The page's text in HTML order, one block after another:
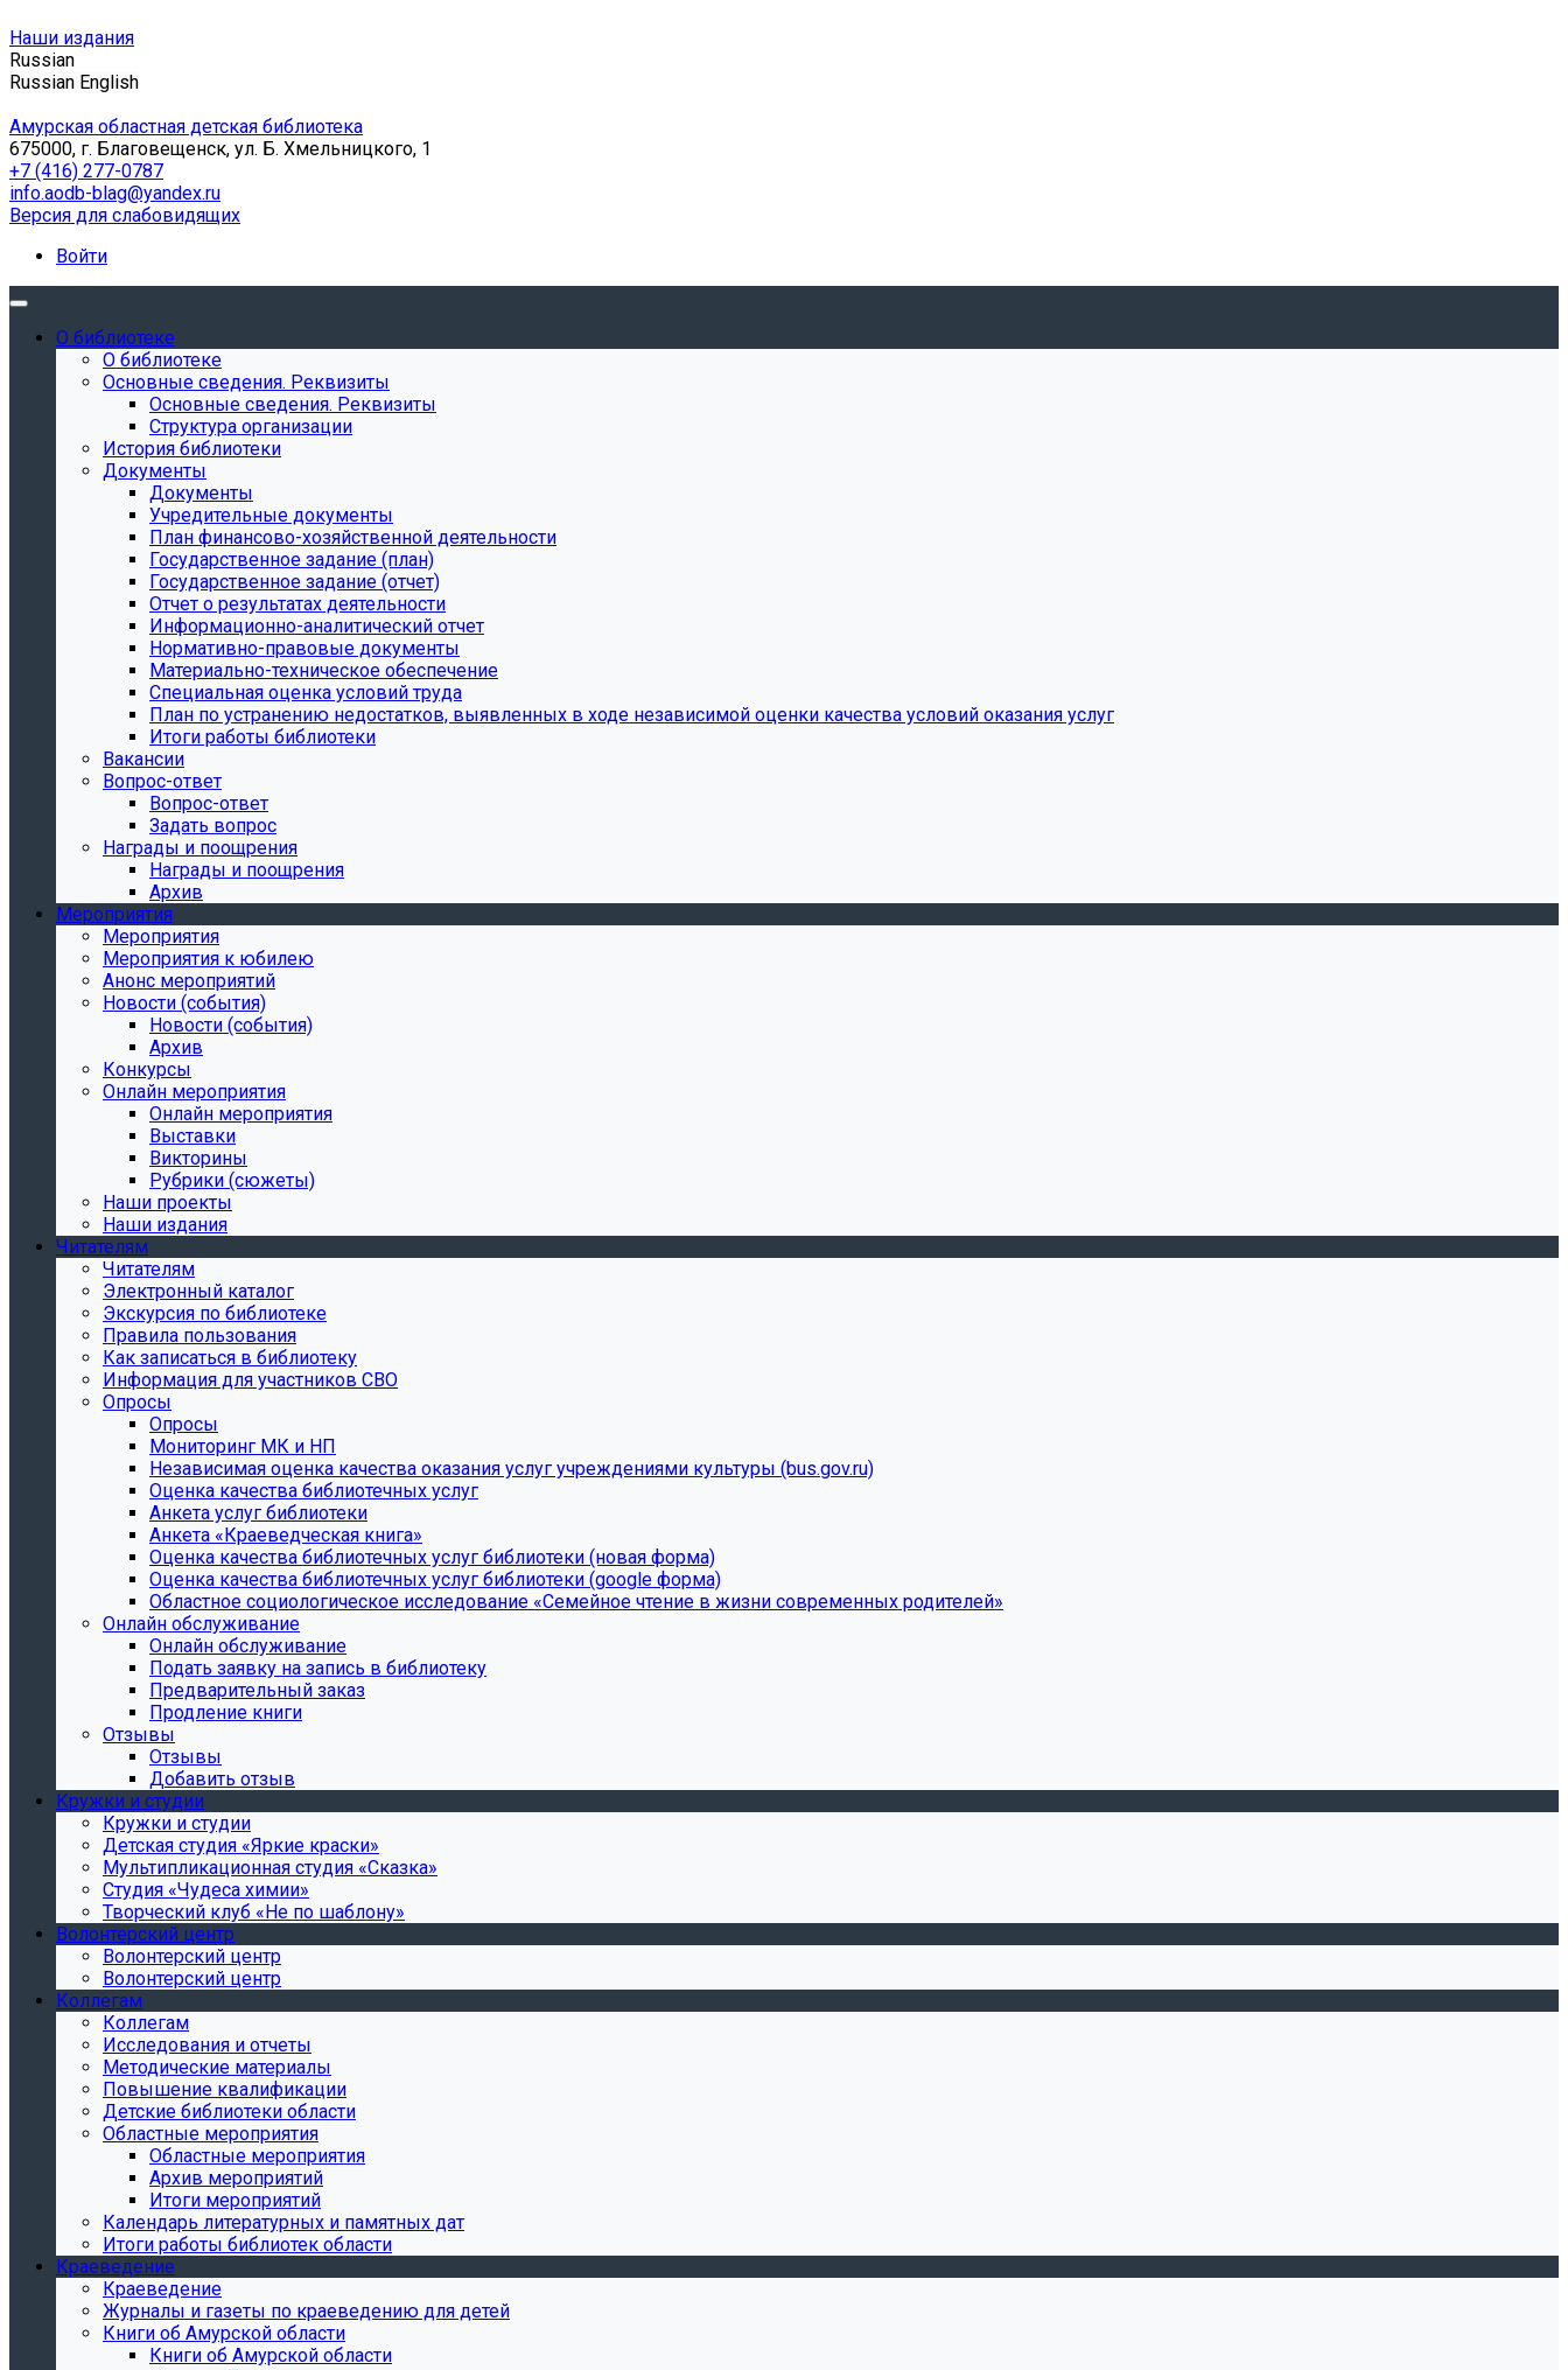
Наши издания
Russian
Russian English
Амурская областная детская библиотека
675000, г. Благовещенск, ул. Б. Хмельницкого, 1
+7 (416) 277-0787
info.aodb-blag@yandex.ru
Версия для слабовидящих
Войти
О библиотеке
О библиотеке
Основные сведения. Реквизиты
Основные сведения. Реквизиты
Структура организации
История библиотеки
Документы
Документы
Учредительные документы
План финансово-хозяйственной деятельности
Государственное задание (план)
Государственное задание (отчет)
Отчет о результатах деятельности
Информационно-аналитический отчет
Нормативно-правовые документы
Материально-техническое обеспечение
Специальная оценка условий труда
План по устранению недостатков, выявленных в ходе независимой оценки качества условий оказания услуг
Итоги работы библиотеки
Вакансии
Вопрос-ответ
Вопрос-ответ
Задать вопрос
Награды и поощрения
Награды и поощрения
Архив
Мероприятия
Мероприятия
Мероприятия к юбилею
Анонс мероприятий
Новости (события)
Новости (события)
Архив
Конкурсы
Онлайн мероприятия
Онлайн мероприятия
Выставки
Викторины
Рубрики (сюжеты)
Наши проекты
Наши издания
Читателям
Читателям
Электронный каталог
Экскурсия по библиотеке
Правила пользования
Как записаться в библиотеку
Информация для участников СВО
Опросы
Опросы
Мониторинг МК и НП
Независимая оценка качества оказания услуг учреждениями культуры (bus.gov.ru)
Оценка качества библиотечных услуг
Анкета услуг библиотеки
Анкета «Краеведческая книга»
Oценка качества библиотечных услуг библиотеки (новая форма)
Oценка качества библиотечных услуг библиотеки (google форма)
Областное социологическое исследование «Семейное чтение в жизни современных родителей»
Онлайн обслуживание
Онлайн обслуживание
Подать заявку на запись в библиотеку
Предварительный заказ
Продление книги
Отзывы
Отзывы
Добавить отзыв
Кружки и студии
Кружки и студии
Детская студия «Яркие краски»
Мультипликационная студия «Сказка»
Студия «Чудеса химии»
Творческий клуб «Не по шаблону»
Волонтерский центр
Волонтерский центр
Волонтерский центр
Коллегам
Коллегам
Исследования и отчеты
Методические материалы
Повышение квалификации
Детские библиотеки области
Областные мероприятия
Областные мероприятия
Архив мероприятий
Итоги мероприятий
Календарь литературных и памятных дат
Итоги работы библиотек области
Краеведение
Краеведение
Журналы и газеты по краеведению для детей
Книги об Амурской области
Книги об Амурской области